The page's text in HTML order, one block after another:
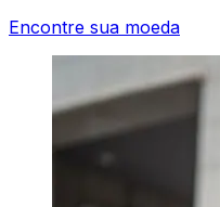
Encontre sua moeda